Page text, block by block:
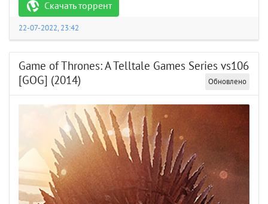
Скачать торрент
22-07-2022, 23:42
Game of Thrones: A Telltale Games Series vs106
[GOG] (2014)
Обновлено